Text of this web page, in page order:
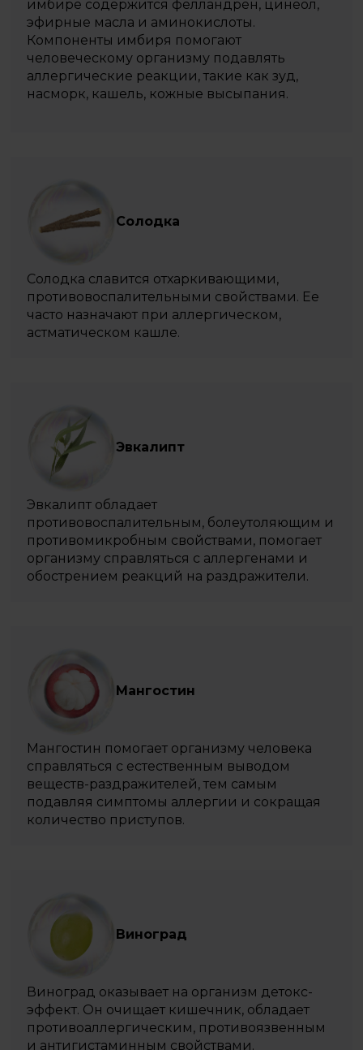
имбире содержится фелландрен, цинеол,
эфирные масла и аминокислоты.
Компоненты имбиря помогают
человеческому организму подавлять
аллергические реакции, такие как зуд,
насморк, кашель, кожные высыпания.
Солодка
Солодка славится отхаркивающими,
противовоспалительными свойствами. Ее
часто назначают при аллергическом,
астматическом кашле.
Эвкалипт
Эвкалипт обладает
противовоспалительным, болеутоляющим и
противомикробным свойствами, помогает
организму справляться с аллергенами и
обострением реакций на раздражители.
Мангостин
Мангостин помогает организму человека
справляться с естественным выводом
веществ-раздражителей, тем самым
подавляя симптомы аллергии и сокращая
количество приступов.
Виноград
Виноград оказывает на организм детокс-
эффект. Он очищает кишечник, обладает
противоаллергическим, противоязвенным
и антигистаминным свойствами.